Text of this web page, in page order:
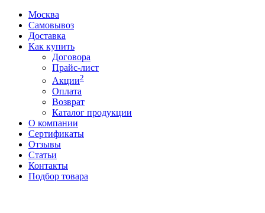
Москва
Самовывоз
Доставка
Как купить
Договора
Прайс-лист
Акции2
Оплата
Возврат
Каталог продукции
О компании
Сертификаты
Отзывы
Статьи
Контакты
Подбор товара